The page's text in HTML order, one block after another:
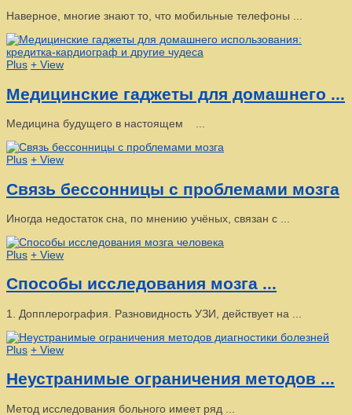
Наверное, многие знают то, что мобильные телефоны ...
Plus + View
Медицинские гаджеты для домашнего ...
Медицина будущего в настоящем ...
Plus + View
Связь бессонницы с проблемами мозга
Иногда недостаток сна, по мнению учёных, связан с ...
Plus + View
Способы исследования мозга ...
1. Допплерография. Разновидность УЗИ, действует на ...
Plus + View
Неустранимые ограничения методов ...
Метод исследования больного имеет ряд ...